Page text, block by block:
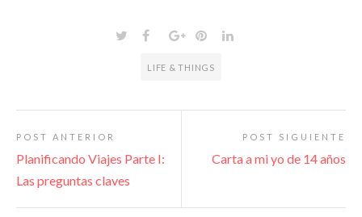
LIFE & THINGS
POST ANTERIOR
Planificando Viajes Parte I:
Las preguntas claves
POST SIGUIENTE
Carta a mi yo de 14 años